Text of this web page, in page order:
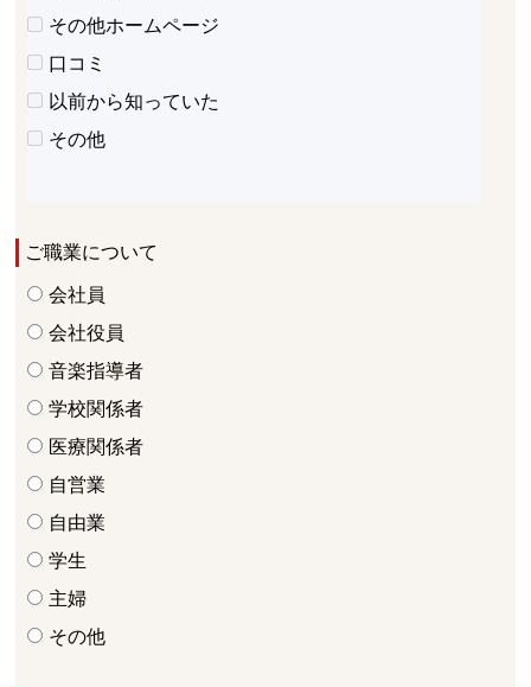
その他ホームページ
口コミ
以前から知っていた
その他
ご職業について
会社員
会社役員
音楽指導者
学校関係者
医療関係者
自営業
自由業
学生
主婦
その他